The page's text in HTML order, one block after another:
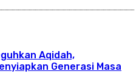
Aqidah,
Generasi Masa